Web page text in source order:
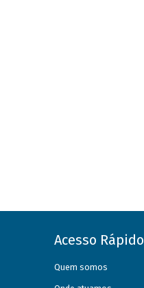
Acesso Rápido
Quem somos